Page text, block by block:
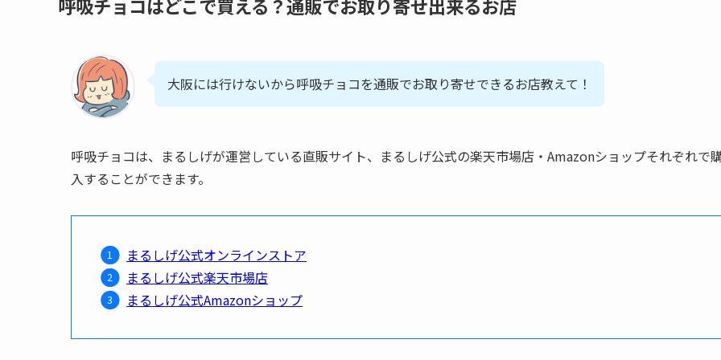
呼吸チョコはどこで買える？通販でお取り寄せ出来るお店
大阪には行けないから呼吸チョコを通販でお取り寄せできるお店教えて！
呼吸チョコは、まるしげが運営している直販サイト、まるしげ公式の楽天市場店・Amazonショップそれぞれで
入することができます。
まるしげ公式オンラインストア
まるしげ公式楽天市場店
まるしげ公式Amazonショップ